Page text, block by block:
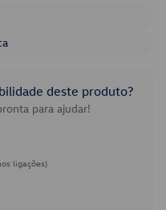
deste produto?
para ajudar!
ligações)